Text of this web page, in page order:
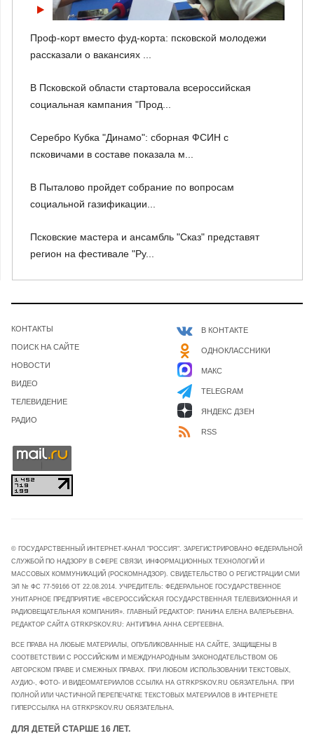
Проф-корт вместо фуд-корта: псковской молодежи
рассказали о вакансиях ...
В Псковской области стартовала всероссийская
социальная кампания "Прод...
Серебро Кубка "Динамо": сборная ФСИН с
псковичами в составе показала м...
В Пыталово пройдет собрание по вопросам
социальной газификации...
Псковские мастера и ансамбль "Сказ" представят
регион на фестивале "Ру...
КОНТАКТЫ
ПОИСК НА САЙТЕ
НОВОСТИ
ВИДЕО
ТЕЛЕВИДЕНИЕ
РАДИО
В КОНТАКТЕ
ОДНОКЛАССНИКИ
МАКС
TELEGRAM
ЯНДЕКС ДЗЕН
RSS
© ГОСУДАРСТВЕННЫЙ ИНТЕРНЕТ-КАНАЛ "РОССИЯ". ЗАРЕГИСТРИРОВАНО ФЕДЕРАЛЬНОЙ
СЛУЖБОЙ ПО НАДЗОРУ В СФЕРЕ СВЯЗИ, ИНФОРМАЦИОННЫХ ТЕХНОЛОГИЙ И
МАССОВЫХ КОММУНИКАЦИЙ (РОСКОМНАДЗОР). СВИДЕТЕЛЬСТВО О РЕГИСТРАЦИИ СМИ
ЭЛ № ФС 77-59166 ОТ 22.08.2014. УЧРЕДИТЕЛЬ: ФЕДЕРАЛЬНОЕ ГОСУДАРСТВЕННОЕ
УНИТАРНОЕ ПРЕДПРИЯТИЕ «ВСЕРОССИЙСКАЯ ГОСУДАРСТВЕННАЯ ТЕЛЕВИЗИОННАЯ И
РАДИОВЕЩАТЕЛЬНАЯ КОМПАНИЯ». ГЛАВНЫЙ РЕДАКТОР: ПАНИНА ЕЛЕНА ВАЛЕРЬЕВНА.
РЕДАКТОР САЙТА GTRKPSKOV.RU: АНТИПИНА АННА СЕРГЕЕВНА.
ВСЕ ПРАВА НА ЛЮБЫЕ МАТЕРИАЛЫ, ОПУБЛИКОВАННЫЕ НА САЙТЕ, ЗАЩИЩЕНЫ В
СООТВЕТСТВИИ С РОССИЙСКИМ И МЕЖДУНАРОДНЫМ ЗАКОНОДАТЕЛЬСТВОМ ОБ
АВТОРСКОМ ПРАВЕ И СМЕЖНЫХ ПРАВАХ. ПРИ ЛЮБОМ ИСПОЛЬЗОВАНИИ ТЕКСТОВЫХ,
АУДИО-, ФОТО- И ВИДЕОМАТЕРИАЛОВ ССЫЛКА НА GTRKPSKOV.RU ОБЯЗАТЕЛЬНА. ПРИ
ПОЛНОЙ ИЛИ ЧАСТИЧНОЙ ПЕРЕПЕЧАТКЕ ТЕКСТОВЫХ МАТЕРИАЛОВ В ИНТЕРНЕТЕ
ГИПЕРССЫЛКА НА GTRKPSKOV.RU ОБЯЗАТЕЛЬНА.
ДЛЯ ДЕТЕЙ СТАРШЕ 16 ЛЕТ.